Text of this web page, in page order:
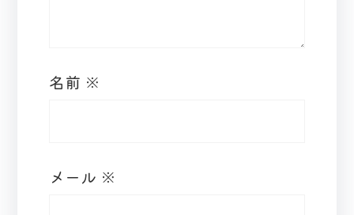
名前 ※
メール ※